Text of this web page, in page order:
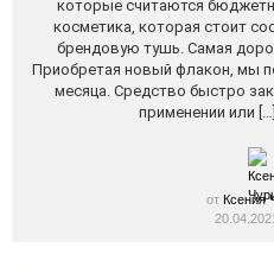
которые считаются
косметика, которая стоит
брендовую тушь. Самая
Приобретая новый флакон, мы
месяца. Средство быстро
применении или […]
от Ксения